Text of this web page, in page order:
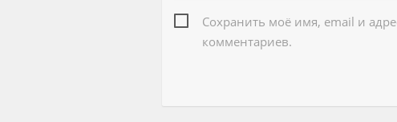
Сохранить моё имя, email и
комментариев.